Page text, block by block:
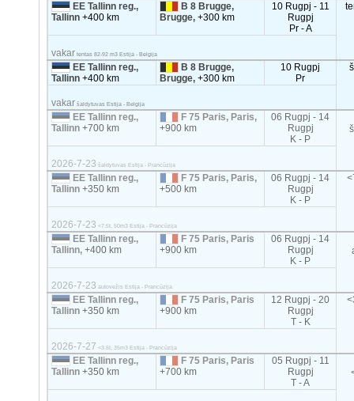
EE Tallinn reg.,
Tallinn+400 km
B 8 Brugge,
Brugge,+300 km
10 Rugpj - 11
Rugpj
Pr - A
vakar tentas 82-92 m3 Estija - Belgija
EE Tallinn reg.,
Tallinn+400 km
B 8 Brugge,
Brugge,+300 km
10 Rugpj
Pr
vakar šaldytuvas Estija - Belgija
EE Tallinn reg.,
Tallinn+700 km
F 75 Paris, Paris,
+900 km
06 Rugpj - 14
Rugpj
K - P
2026-7-23 šaldytuvas Estija - Prancūzija
EE Tallinn reg.,
Tallinn+350 km
F 75 Paris, Paris,
+500 km
06 Rugpj - 14
Rugpj
K - P
2026-7-23 <7.5t, 50m3 Estija - Prancūzija
EE Tallinn reg.,
Tallinn,+400 km
F 75 Paris, Paris
+900 km
06 Rugpj - 14
Rugpj
K - P
2026-7-23 autovežis Estija - Prancūzija
EE Tallinn reg.,
Tallinn+350 km
F 75 Paris, Paris
+900 km
12 Rugpj - 20
Rugpj
T - K
2026-7-27 <3.5t, 35m3 Estija - Prancūzija
EE Tallinn reg.,
Tallinn+350 km
F 75 Paris, Paris
+700 km
05 Rugpj - 11
Rugpj
T - A